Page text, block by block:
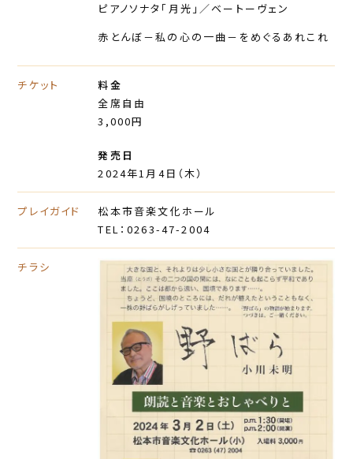
ピアノソナタ「月光」／ベートーヴェン
赤とんぼ－私の心の一曲－をめぐるあれこれ
チケット
料金
全席自由
3,000円
発売日
2024年1月4日（木）
プレイガイド
松本市音楽文化ホール
TEL：0263-47-2004
チラシ